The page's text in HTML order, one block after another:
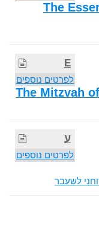
The
E
לפרטים נוספים
The Mitzvah
ע
לפרטים נוספים
לשעבר